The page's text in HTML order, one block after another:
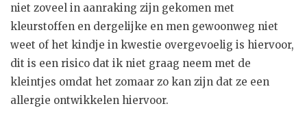
niet zoveel in aanraking zijn gekomen met
kleurstoffen en dergelijke en men gewoonweg niet
weet of het kindje in kwestie overgevoelig is hiervoor,
dit is een risico dat ik niet graag neem met de
kleintjes omdat het zomaar zo kan zijn dat ze een
allergie ontwikkelen hiervoor.